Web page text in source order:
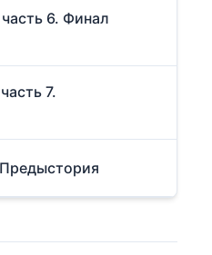
6. Финал
7.